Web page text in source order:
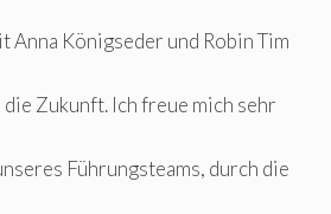
Anna Königseder und Robin Tim
Zukunft. Ich freue mich sehr
Führungsteams, durch die